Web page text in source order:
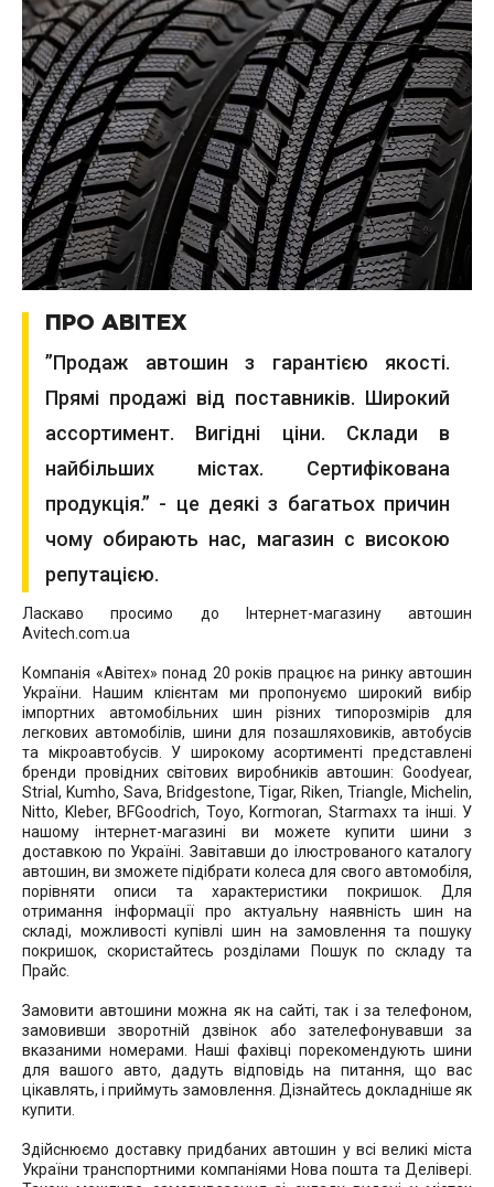
ПРО АВІТЕХ
”Продаж автошин з гарантією якості.
Прямі продажі від поставників. Широкий
ассортимент. Вигідні ціни. Склади в
найбільших містах. Сертифікована
продукція.” - це деякі з багатьох причин
чому обирають нас, магазин с високою
репутацією.
Ласкаво просимо до Інтернет-магазину автошин
Avitech.com.ua
Компанія «Авітех» понад 20 років працює на ринку автошин
України. Нашим клієнтам ми пропонуємо широкий вибір
імпортних автомобільних шин різних типорозмірів для
легкових автомобілів, шини для позашляховиків, автобусів
та мікроавтобусів. У широкому асортименті представлені
бренди провідних світових виробників автошин: Goodyear,
Strial, Kumho, Sava, Bridgestone, Tigar, Riken, Triangle, Michelin,
Nitto, Kleber, BFGoodrich, Toyo, Kormoran, Starmaxx та інші. У
нашому інтернет-магазині ви можете купити шини з
доставкою по Україні. Завітавши до ілюстрованого каталогу
автошин, ви зможете підібрати колеса для свого автомобіля,
порівняти описи та характеристики покришок. Для
отримання інформації про актуальну наявність шин на
складі, можливості купівлі шин на замовлення та пошуку
покришок, скористайтесь розділами Пошук по складу та
Прайс.
Замовити автошини можна як на сайті, так і за телефоном,
замовивши зворотній дзвінок або зателефонувавши за
вказаними номерами. Наші фахівці порекомендують шини
для вашого авто, дадуть відповідь на питання, що вас
цікавлять, і приймуть замовлення. Дізнайтесь докладніше як
купити.
Здійснюємо доставку придбаних автошин у всі великі міста
України транспортними компаніями Нова пошта та Делівері.